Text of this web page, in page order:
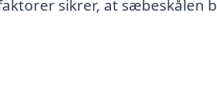
sikrer, at sæbeskålen